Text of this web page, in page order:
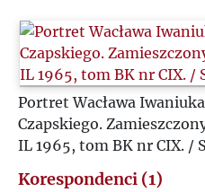
Portret Wacława
Czapskiego.
IL 1965, tom BK nr CIX. /
Korespondenci (1)